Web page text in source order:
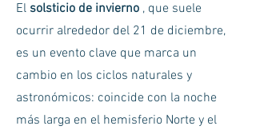
El solsticio de invierno , que suele
ocurrir alrededor del 21 de diciembre,
es un evento clave que marca un
cambio en los ciclos naturales y
astronómicos: coincide con la noche
más larga en el hemisferio Norte y el